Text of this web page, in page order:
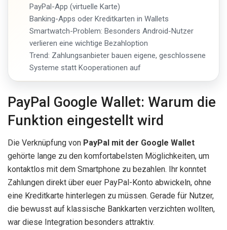
PayPal-App (virtuelle Karte)
Banking-Apps oder Kreditkarten in Wallets
Smartwatch-Problem: Besonders Android-Nutzer
verlieren eine wichtige Bezahloption
Trend: Zahlungsanbieter bauen eigene, geschlossene
Systeme statt Kooperationen auf
PayPal Google Wallet: Warum die
Funktion eingestellt wird
Die Verknüpfung von PayPal mit der Google Wallet
gehörte lange zu den komfortabelsten Möglichkeiten, um
kontaktlos mit dem Smartphone zu bezahlen. Ihr konntet
Zahlungen direkt über euer PayPal-Konto abwickeln, ohne
eine Kreditkarte hinterlegen zu müssen. Gerade für Nutzer,
die bewusst auf klassische Bankkarten verzichten wollten,
war diese Integration besonders attraktiv.